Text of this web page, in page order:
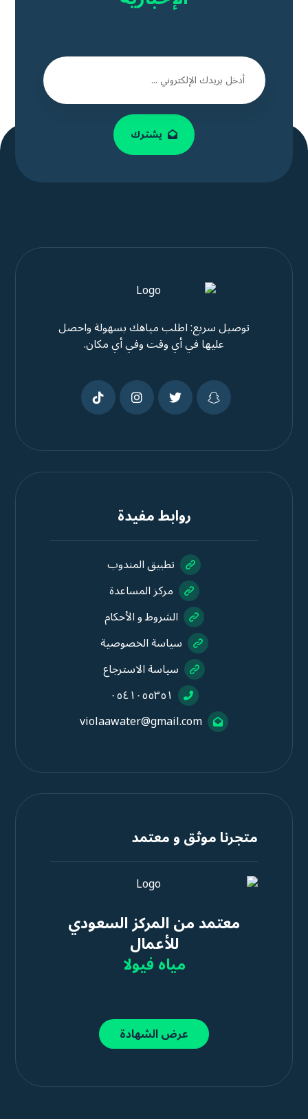
يشترك
توصيل سريع: اطلب مياهك بسهولة واحصل
عليها في أي وقت وفي أي مكان.
روابط مفيدة
تطبيق المندوب
مركز المساعدة
الشروط و الأحكام
سياسة الخصوصية
سياسة الاسترجاع
٠٥٤١٠٥٥٣٥١
violaawater@gmail.com
متجرنا موثق و معتمد
معتمد من المركز السعودي
للأعمال
مياه فيولا
عرض الشهادة